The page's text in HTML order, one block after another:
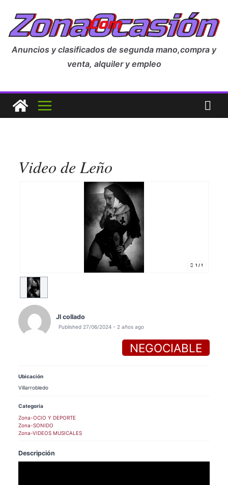
Anuncios y clasificados de segunda mano,compra y
venta, alquiler y empleo
Video de Leño
1 / 1
Jl collado
Published 27/06/2024 - 2 años ago
NEGOCIABLE
Ubicación
Villarrobledo
Categoría
Zona-OCIO Y DEPORTE
Zona-SONIDO
Zona-VIDEOS MUSICALES
Descripción